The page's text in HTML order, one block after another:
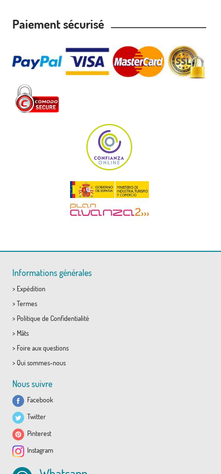
Paiement sécurisé
Informations générales
> Expédition
> Termes
> Politique de Confidentialité
> Mâts
> Foire aux questions
> Qui sommes-nous
Nous suivre
Facebook
Twitter
Pinterest
Instagram